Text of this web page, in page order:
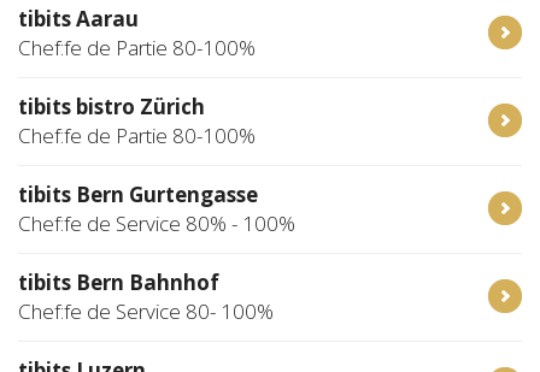
tibits Aarau
Chef:fe de Partie 80-100%
tibits bistro Zürich
Chef:fe de Partie 80-100%
tibits Bern Gurtengasse
Chef:fe de Service 80% - 100%
tibits Bern Bahnhof
Chef:fe de Service 80- 100%